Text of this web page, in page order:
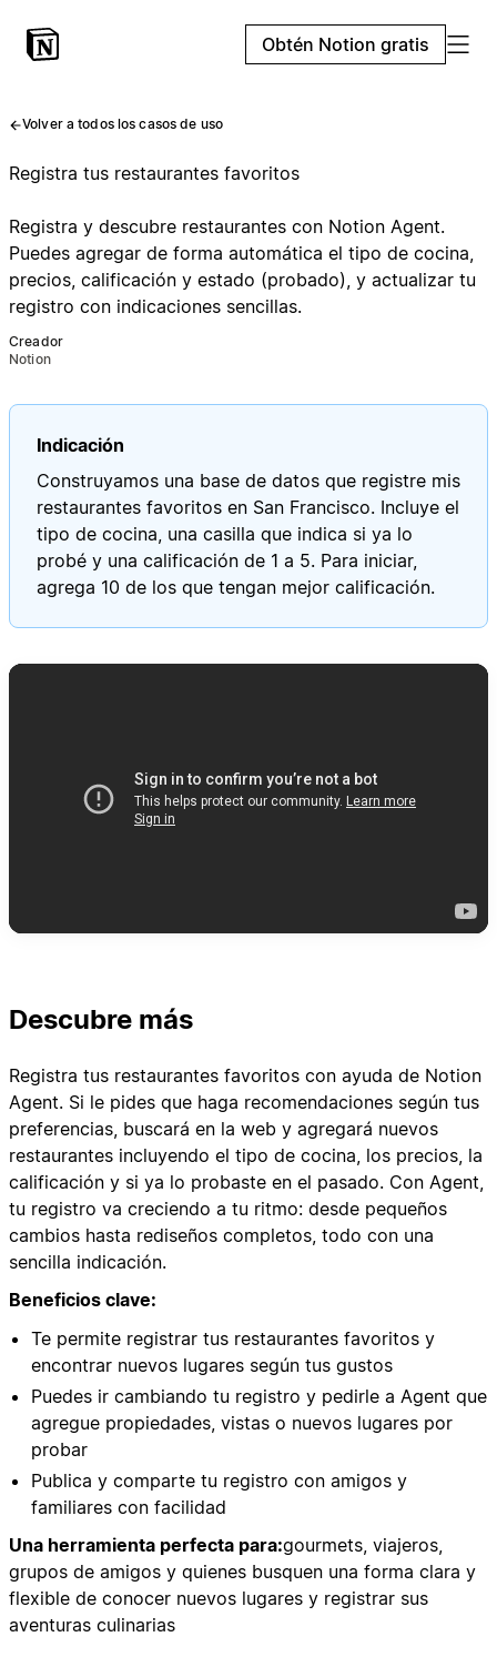
Obtén Notion gratis
Volver a todos los casos de uso
Registra tus restaurantes favoritos
Registra y descubre restaurantes con Notion Agent.
Puedes agregar de forma automática el tipo de cocina,
precios, calificación y estado (probado), y actualizar tu
registro con indicaciones sencillas.
Creador
Notion
Indicación
Construyamos una base de datos que registre mis
restaurantes favoritos en San Francisco. Incluye el
tipo de cocina, una casilla que indica si ya lo
probé y una calificación de 1 a 5. Para iniciar,
agrega 10 de los que tengan mejor calificación.
Descubre más
Registra tus restaurantes favoritos con ayuda de Notion
Agent. Si le pides que haga recomendaciones según tus
preferencias, buscará en la web y agregará nuevos
restaurantes incluyendo el tipo de cocina, los precios, la
calificación y si ya lo probaste en el pasado. Con Agent,
tu registro va creciendo a tu ritmo: desde pequeños
cambios hasta rediseños completos, todo con una
sencilla indicación.
Beneficios clave:
Te permite registrar tus restaurantes favoritos y
encontrar nuevos lugares según tus gustos
Puedes ir cambiando tu registro y pedirle a Agent que
agregue propiedades, vistas o nuevos lugares por
probar
Publica y comparte tu registro con amigos y
familiares con facilidad
Una herramienta perfecta para:gourmets, viajeros,
grupos de amigos y quienes busquen una forma clara y
flexible de conocer nuevos lugares y registrar sus
aventuras culinarias